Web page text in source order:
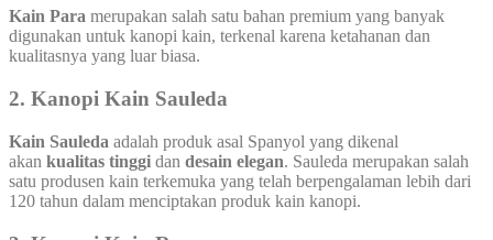
Kain Para merupakan salah satu bahan premium yang banyak
digunakan untuk kanopi kain, terkenal karena ketahanan dan
kualitasnya yang luar biasa.
2. Kanopi Kain Sauleda
Kain Sauleda adalah produk asal Spanyol yang dikenal
akan kualitas tinggi dan desain elegan. Sauleda merupakan salah
satu produsen kain terkemuka yang telah berpengalaman lebih dari
120 tahun dalam menciptakan produk kain kanopi.